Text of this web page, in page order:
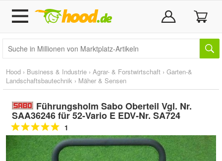
Hood › Business & Industrie › Agrar- & Forstwirtschaft › Garten-&
Landschaftsbautechnik › Mäher & Sensen
Führungsholm Sabo Oberteil Vgl. Nr.
SAA36246 für 52-Vario E EDV-Nr. SA724
1